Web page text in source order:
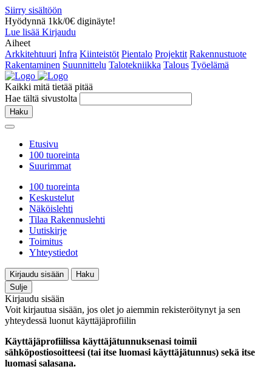
Siirry sisältöön
Hyödynnä 1kk/0€ diginäyte!
Lue lisää Kirjaudu
Aiheet
Arkkitehtuuri Infra Kiinteistöt Pientalo Projektit Rakennustuote
Rakentaminen Suunnittelu Talotekniikka Talous Työelämä
Kaikki mitä tietää pitää
Hae tältä sivustolta
Haku
Etusivu
100 tuoreinta
Suurimmat
100 tuoreinta
Keskustelut
Näköislehti
Tilaa Rakennuslehti
Uutiskirje
Toimitus
Yhteystiedot
Kirjaudu sisään
Haku
Sulje
Kirjaudu sisään
Voit kirjautua sisään, jos olet jo aiemmin rekisteröitynyt ja sen
yhteydessä luonut käyttäjäprofiilin
Käyttäjäprofiilissa käyttäjätunnuksenasi toimii
sähköpostiosoitteesi (tai itse luomasi käyttäjätunnus) sekä itse
luomasi salasana.